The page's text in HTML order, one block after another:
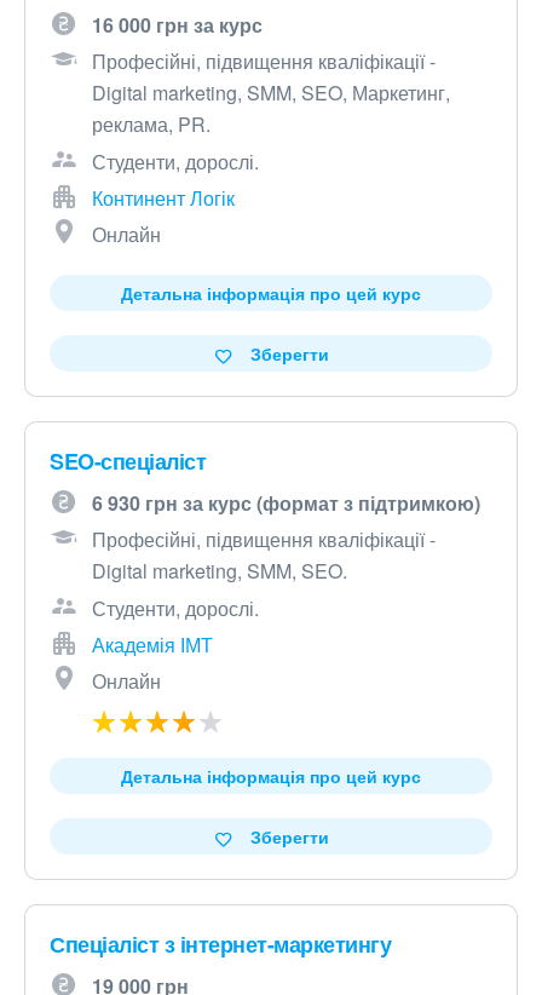
16 000 грн за курс
Професійні, підвищення кваліфікації -
Digital marketing, SMM, SEO, Маркетинг,
реклама, PR.
Студенти, дорослі.
Континент Логік
Онлайн
Детальна інформація про цей курс
Зберегти
SEO-спеціаліст
6 930 грн за курс (формат з підтримкою)
Професійні, підвищення кваліфікації -
Digital marketing, SMM, SEO.
Студенти, дорослі.
Академія ІМТ
Онлайн
Детальна інформація про цей курс
Зберегти
Спеціаліст з інтернет-маркетингу
19 000 грн